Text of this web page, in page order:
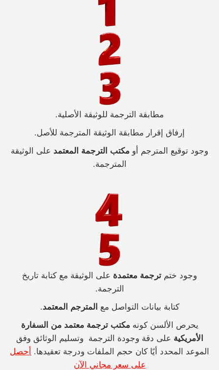
مطابقة الترجمة للوثيقة الأصلية.
إرفاق إقرار مطابقة الوثيقة المترجمة للأصل.
وجود توقيع المترجم أو مكتب الترجمة المعتمد على الوثيقة
المترجمة.
وجود ختم ترجمة معتمدة على الوثيقة مع كتابة تاريخ
الترجمة.
كتابة بيانات التواصل مع المترجم المعتمد.
يحرص الألسن كونهمكتب ترجمة معتمد من السفارة
الأمريكية على دقة وجودة الترجمة وتسليم الوثائق وفق
الموعد المحدد أيًا كان حجم الملفات ودرجة تعقيدها.
أحصل
على سعر مجاني الآن